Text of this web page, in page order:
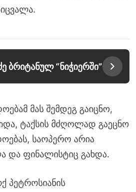
ბრიტანულ “ნიჭიერში”
მას შემდეგ გაიცნო,
ტაქსის მძღოლად გაეცნო
საოპერო არია
და ფინალისტიც გახდა.
პეტროსიანის